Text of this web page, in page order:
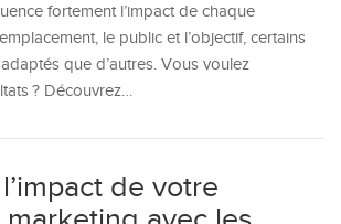
fortement l’impact de chaque
le public et l’objectif, certains
que d’autres. Vous voulez
? Découvrez…
de votre